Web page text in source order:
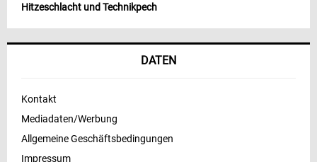
Hitzeschlacht und Technikpech
DATEN
Kontakt
Mediadaten/Werbung
Allgemeine Geschäftsbedingungen
Impressum